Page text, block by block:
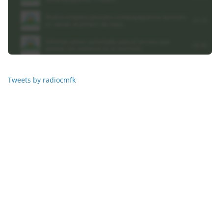
Tweets by radiocmfk